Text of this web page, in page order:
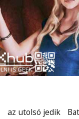
az utolsó jedik